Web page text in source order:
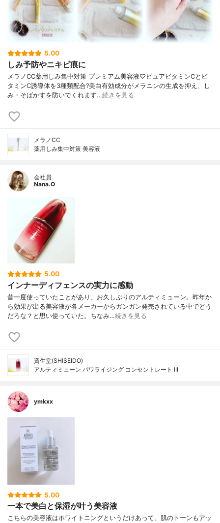
5.00
しみ予防やニキビ痕に
メラノCC薬用しみ集中対策 プレミアム美容液♡ピュアビタミンCとビ
タミンC誘導体を3種類配合?美白有効成分がメラニンの生成を抑え、し
み・そばかすを防いでくれます…続きを見る
メラノCC
薬用しみ集中対策 美容液
会社員
Nana.O
5.00
インナーディフェンスの実力に感動
昔一度使っていたことがあり、お久しぶりのアルティミューン。昨年か
ら効果が出る美容液が各メーカーからガンガン発売されている中でどう
だろな？と思い使っていた。ちなみ…続きを見る
資生堂(SHISEIDO)
アルティミューン パワライジング コンセントレート III
ymkxx
5.00
一本で美白と保湿が叶う美容液
こちらの美容液はホワイトニングというだけあって、肌のトーンもアッ